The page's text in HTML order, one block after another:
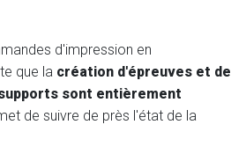
d'impression en
que la création d'épreuves et de
sont entièrement
de suivre de près l'état de la